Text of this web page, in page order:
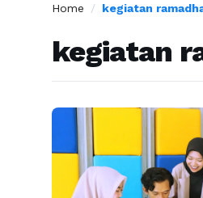
Home / kegiatan
kegiatan